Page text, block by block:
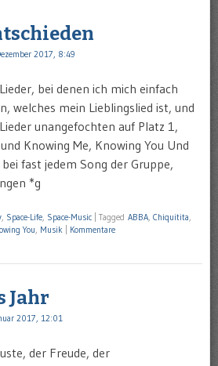
2017, 8:49
bei denen ich mich einfach
welches mein Lieblingslied ist, und
unangefochten auf Platz 1,
Knowing Me, Knowing You Und
fast jedem Song der Gruppe,
*g
Space-Life Space-Music Tagged ABBA Chiquitita
You Musik Kommentare
Jahr
2017, 12:01
der Freude, der